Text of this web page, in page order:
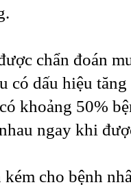
chẩn đoán
có dấu hiệu
khoảng 50%
ngay khi
kém cho bệnh